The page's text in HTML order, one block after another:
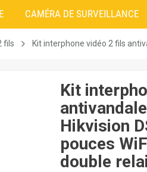
CAMÉRA DE SURVEILLANCE
fils Kit interphone vidéo 2 fils
Kit
Hikvision
pouces
double